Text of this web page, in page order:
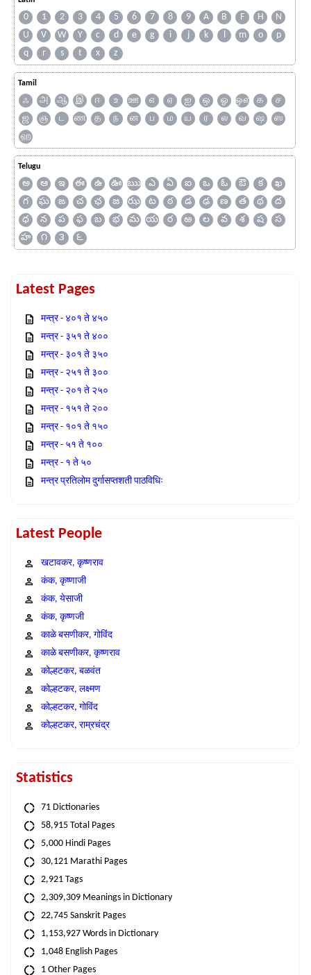
0 1 2 3 4 5 6 7 8 9 A B F H
N
U
V W Y c d e g i j k l m o
p
q
r s t x z
Tamil
ஃ அ ஆ இ ஈ உ ஊ எ ஏ ஐ ஒ ஓ ஔ க
ச
ஜ
ஞ ட ண த ந ன ப ம ய ர ல வ ஷ
ஸ
ஹ
Telugu
అ ఆ ఇ ఈ ఉ ఊ ఋ ఎ ఏ ఐ ఒ ఓ ఔ క
ఖ
గ
ఘ ఙ చ ఛ జ ఝ ట ఠ డ ఢ ణ త థ
ద
ధ
న ప ఫ బ భ మ య ర ఱ ల వ శ ష
స
హ
౧ ౩ ౬
Latest Pages
मन्त्र - ४०१ ते ४५०
मन्त्र - ३५१ ते ४००
मन्त्र - ३०१ ते ३५०
मन्त्र - २५१ ते ३००
मन्त्र - २०१ ते २५०
मन्त्र - १५१ ते २००
मन्त्र - १०१ ते १५०
मन्त्र - ५१ ते १००
मन्त्र - १ ते ५०
मन्त्र प्रतिलोम दुर्गासप्तशती पाठविधिः
Latest People
खटावकर, कृष्णराव
कंक, कृष्णाजी
कंक, येसाजी
कंक, कृष्णजी
काळे बसणीकर, गोविंद
काळे बसणीकर, कृष्णराव
कोल्हटकर, बळवंत
कोल्हटकर, लक्ष्मण
कोल्हटकर, गोविंद
कोल्हटकर, राम्रचंद्र
Statistics
71 Dictionaries
58,915 Total Pages
5,000 Hindi Pages
30,121 Marathi Pages
2,921 Tags
2,309,309 Meanings in Dictionary
22,745 Sanskrit Pages
1,153,927 Words in Dictionary
1,048 English Pages
1 Other Pages